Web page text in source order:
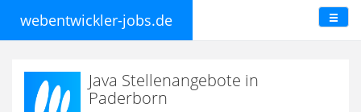
webentwickler-jobs.de
Java Stellenangebote in
Paderborn